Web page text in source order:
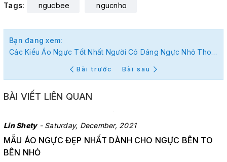
Tags: ngucbee ngucnho
Bạn đang xem:
Các Kiểu Áo Ngực Tốt Nhất Người Có Dáng Ngực Nhỏ Thon Gọn
Bài trước Bài sau
BÀI VIẾT LIÊN QUAN
Lin Shety- Saturday, December, 2021
MẪU ÁO NGỰC ĐẸP NHẤT DÀNH CHO NGỰC BÊN TO
BÊN NHỎ